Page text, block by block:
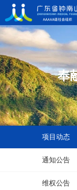
奉
项目动态
通知公告
维权公告